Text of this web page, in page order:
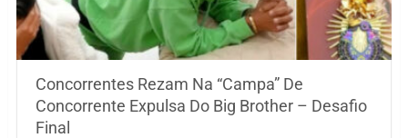
Concorrentes Rezam Na “Campa” De
Concorrente Expulsa Do Big Brother – Desafio
Final